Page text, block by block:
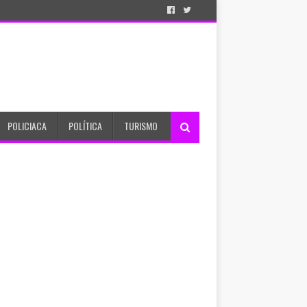
POLICIACA POLÍTICA TURISMO